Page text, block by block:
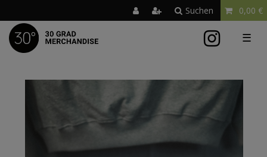
Suchen 0,00 €
☰